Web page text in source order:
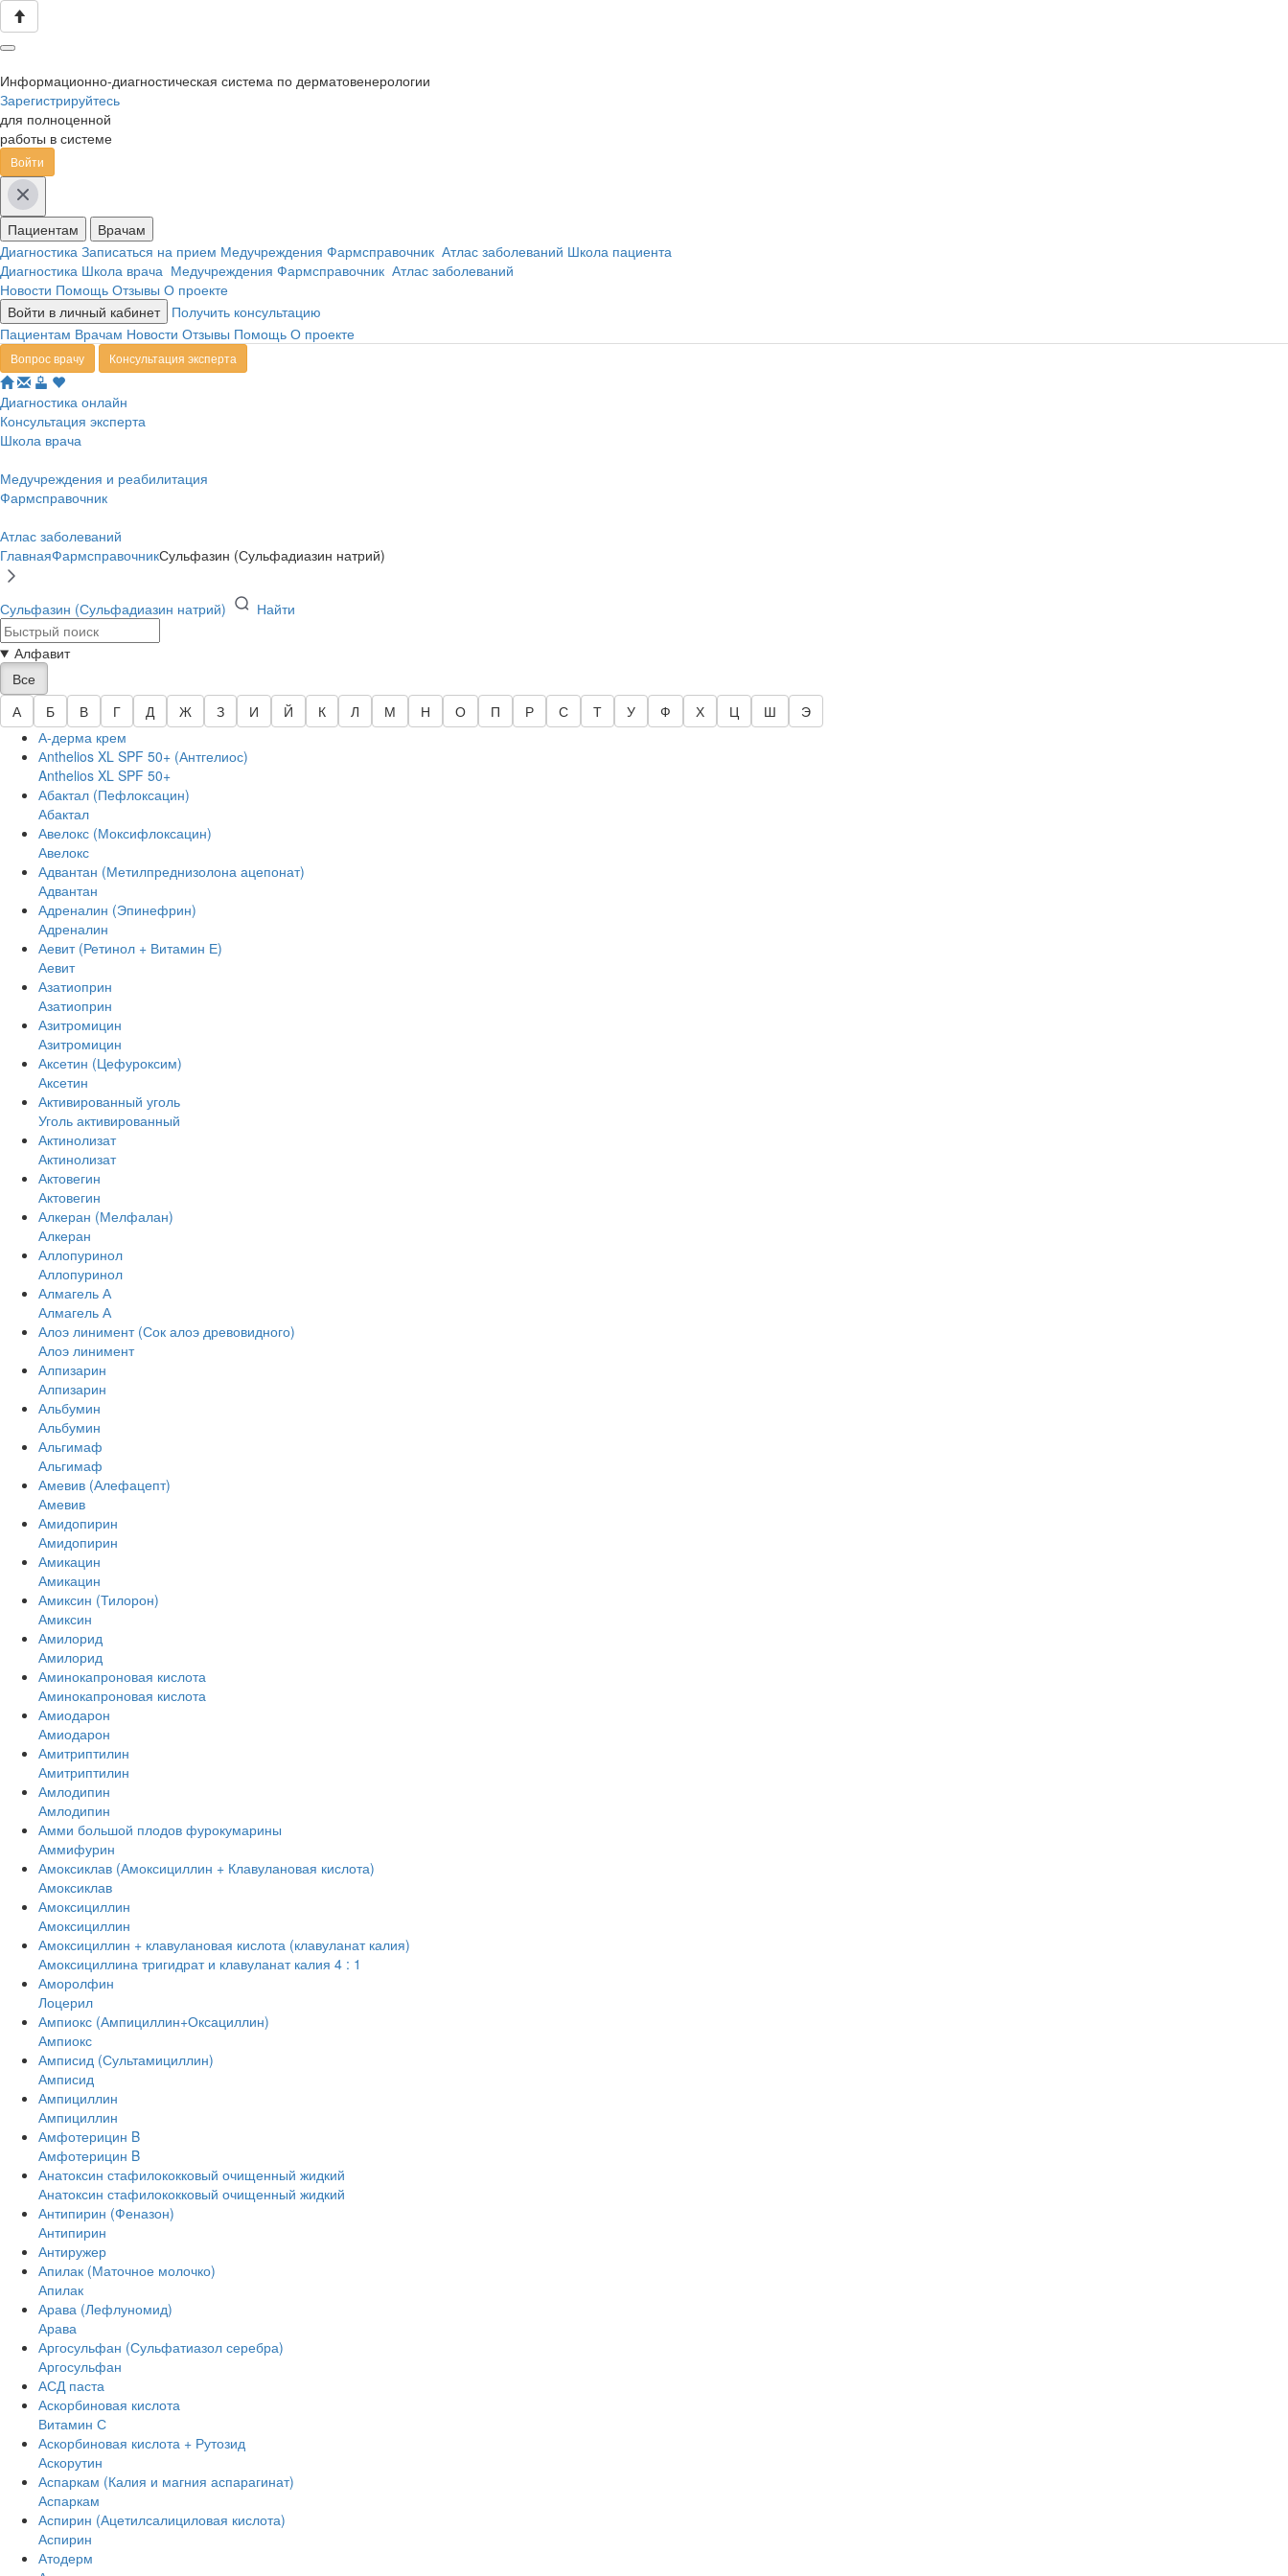
Информационно-диагностическая система по дерматовенерологии
Зарегистрируйтесь
для полноценной
работы в системе
Войти
Пациентам
Врачам
Диагностика Записаться на прием Медучреждения Фармсправочник Атлас заболеваний Школа пациента
Диагностика Школа врача Медучреждения Фармсправочник Атлас заболеваний
Новости Помощь Отзывы О проекте
Войти в личный кабинет
Получить консультацию
Пациентам Врачам Новости Отзывы Помощь О проекте
Вопрос врачу Консультация эксперта
Диагностика онлайн
Консультация эксперта
Школа врача
Медучреждения и реабилитация
Фармсправочник
Атлас заболеваний
ГлавнаяФармсправочникСульфазин (Сульфадиазин натрий)
Сульфазин (Сульфадиазин натрий) Найти
Алфавит
Все
А
Б В Г Д Ж З И Й К Л М Н О П Р С Т У Ф Х Ц Ш
Э
А-дерма крем
Аnthelios XL SPF 50+ (Антгелиос)
Anthelios XL SPF 50+
Абактал (Пефлоксацин)
Абактал
Авелокс (Моксифлоксацин)
Авелокс
Адвантан (Метилпреднизолона ацепонат)
Адвантан
Адреналин (Эпинефрин)
Адреналин
Аевит (Ретинол + Витамин Е)
Аевит
Азатиоприн
Азатиоприн
Азитромицин
Азитромицин
Аксетин (Цефуроксим)
Аксетин
Активированный уголь
Уголь активированный
Актинолизат
Актинолизат
Актовегин
Актовегин
Алкеран (Мелфалан)
Алкеран
Аллопуринол
Аллопуринол
Алмагель А
Алмагель А
Алоэ линимент (Сок алоэ древовидного)
Алоэ линимент
Алпизарин
Алпизарин
Альбумин
Альбумин
Альгимаф
Альгимаф
Амевив (Алефацепт)
Амевив
Амидопирин
Амидопирин
Амикацин
Амикацин
Амиксин (Тилорон)
Амиксин
Амилорид
Амилорид
Аминокапроновая кислота
Аминокапроновая кислота
Амиодарон
Амиодарон
Амитриптилин
Амитриптилин
Амлодипин
Амлодипин
Амми большой плодов фурокумарины
Аммифурин
Амоксиклав (Амоксициллин + Клавулановая кислота)
Амоксиклав
Амоксициллин
Амоксициллин
Амоксициллин + клавулановая кислота (клавуланат калия)
Амоксициллина тригидрат и клавуланат калия 4 : 1
Аморолфин
Лоцерил
Ампиокс (Ампициллин+Оксациллин)
Ампиокс
Амписид (Сультамициллин)
Амписид
Ампициллин
Ампициллин
Амфотерицин B
Амфотерицин B
Анатоксин стафилококковый очищенный жидкий
Анатоксин стафилококковый очищенный жидкий
Антипирин (Феназон)
Антипирин
Антиружер
Апилак (Маточное молочко)
Апилак
Арава (Лефлуномид)
Арава
Аргосульфан (Сульфатиазол серебра)
Аргосульфан
АСД паста
Аскорбиновая кислота
Витамин С
Аскорбиновая кислота + Рутозид
Аскорутин
Аспаркам (Калия и магния аспарагинат)
Аспаркам
Аспирин (Ацетилсалициловая кислота)
Аспирин
Атодерм